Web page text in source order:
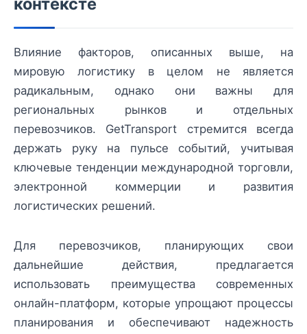
Влияние факторов, описанных выше, на
мировую логистику в целом не является
радикальным, однако они важны для
региональных рынков и отдельных
перевозчиков. GetTransport стремится всегда
держать руку на пульсе событий, учитывая
ключевые тенденции международной торговли,
электронной коммерции и развития
логистических решений.
Для перевозчиков, планирующих свои
дальнейшие действия, предлагается
использовать преимущества современных
онлайн-платформ, которые упрощают процессы
планирования и обеспечивают надежность